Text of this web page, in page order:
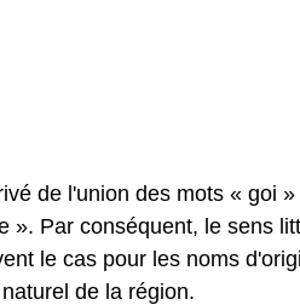
de l'union des mots « goi
». Par conséquent, le sens
le cas pour les noms
de la région.